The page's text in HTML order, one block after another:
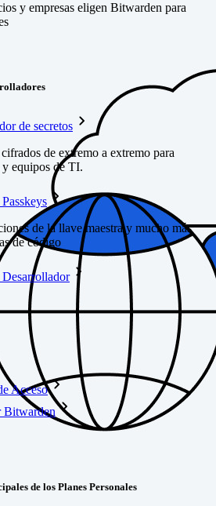
y empresas eligen Bitwarden para
de secretos
de extremo a extremo para
equipos de TI.
de la llave maestra y mucho más
de código
Acceso
Bitwarden
de los Planes Personales